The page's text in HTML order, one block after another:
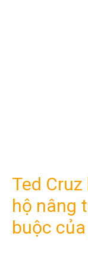
Ted
hộ nâng
buộc